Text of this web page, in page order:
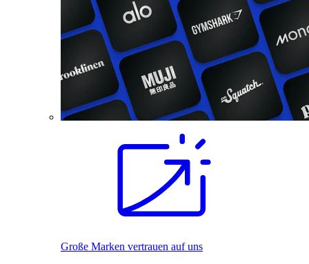
Große Marken vertrauen auf uns